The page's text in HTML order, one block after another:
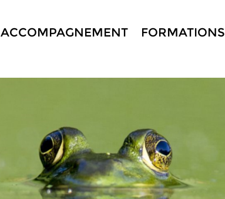
ACCOMPAGNEMENT FORMATIONS